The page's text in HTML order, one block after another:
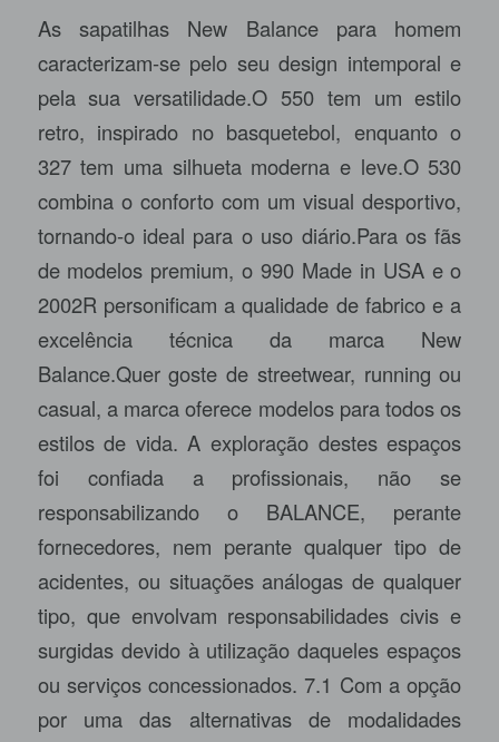
As sapatilhas New Balance para homem
caracterizam-se pelo seu design intemporal e
pela sua versatilidade.O 550 tem um estilo
retro, inspirado no basquetebol, enquanto o
327 tem uma silhueta moderna e leve.O 530
combina o conforto com um visual desportivo,
tornando-o ideal para o uso diário.Para os fãs
de modelos premium, o 990 Made in USA e o
2002R personificam a qualidade de fabrico e a
excelência técnica da marca New
Balance.Quer goste de streetwear, running ou
casual, a marca oferece modelos para todos os
estilos de vida. A exploração destes espaços
foi confiada a profissionais, não se
responsabilizando o BALANCE, perante
fornecedores, nem perante qualquer tipo de
acidentes, ou situações análogas de qualquer
tipo, que envolvam responsabilidades civis e
surgidas devido à utilização daqueles espaços
ou serviços concessionados. 7.1 Com a opção
por uma das alternativas de modalidades